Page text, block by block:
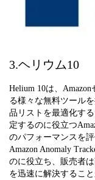
3.ヘリウム10
Helium 10は、
る様々な無料ツール
品リストを最適化す
定するのに役立つ
のパフォーマンスを
Amazon Anomaly
のに役立ち、販売者
を迅速に解決するこ